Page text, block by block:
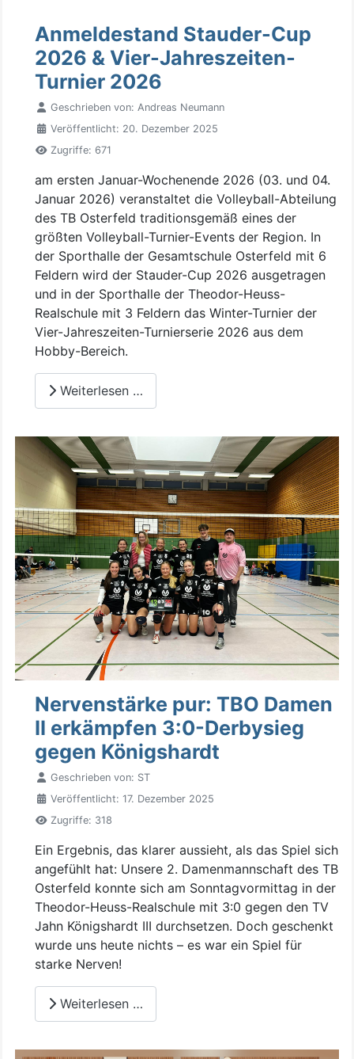
Anmeldestand Stauder-Cup
2026 & Vier-Jahreszeiten-
Turnier 2026
Geschrieben von: Andreas Neumann
Veröffentlicht: 20. Dezember 2025
Zugriffe: 671
am ersten Januar-Wochenende 2026 (03. und 04.
Januar 2026) veranstaltet die Volleyball-Abteilung
des TB Osterfeld traditionsgemäß eines der
größten Volleyball-Turnier-Events der Region. In
der Sporthalle der Gesamtschule Osterfeld mit 6
Feldern wird der Stauder-Cup 2026 ausgetragen
und in der Sporthalle der Theodor-Heuss-
Realschule mit 3 Feldern das Winter-Turnier der
Vier-Jahreszeiten-Turnierserie 2026 aus dem
Hobby-Bereich.
Weiterlesen …
Nervenstärke pur: TBO Damen
II erkämpfen 3:0-Derbysieg
gegen Königshardt
Geschrieben von: ST
Veröffentlicht: 17. Dezember 2025
Zugriffe: 318
Ein Ergebnis, das klarer aussieht, als das Spiel sich
angefühlt hat: Unsere 2. Damenmannschaft des TB
Osterfeld konnte sich am Sonntagvormittag in der
Theodor-Heuss-Realschule mit 3:0 gegen den TV
Jahn Königshardt III durchsetzen. Doch geschenkt
wurde uns heute nichts – es war ein Spiel für
starke Nerven!
Weiterlesen …